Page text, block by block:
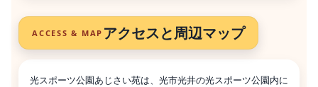
ACCESS & MAP アクセスと周辺マップ
光スポーツ公園あじさい苑は、光市光井の光スポーツ公園内に